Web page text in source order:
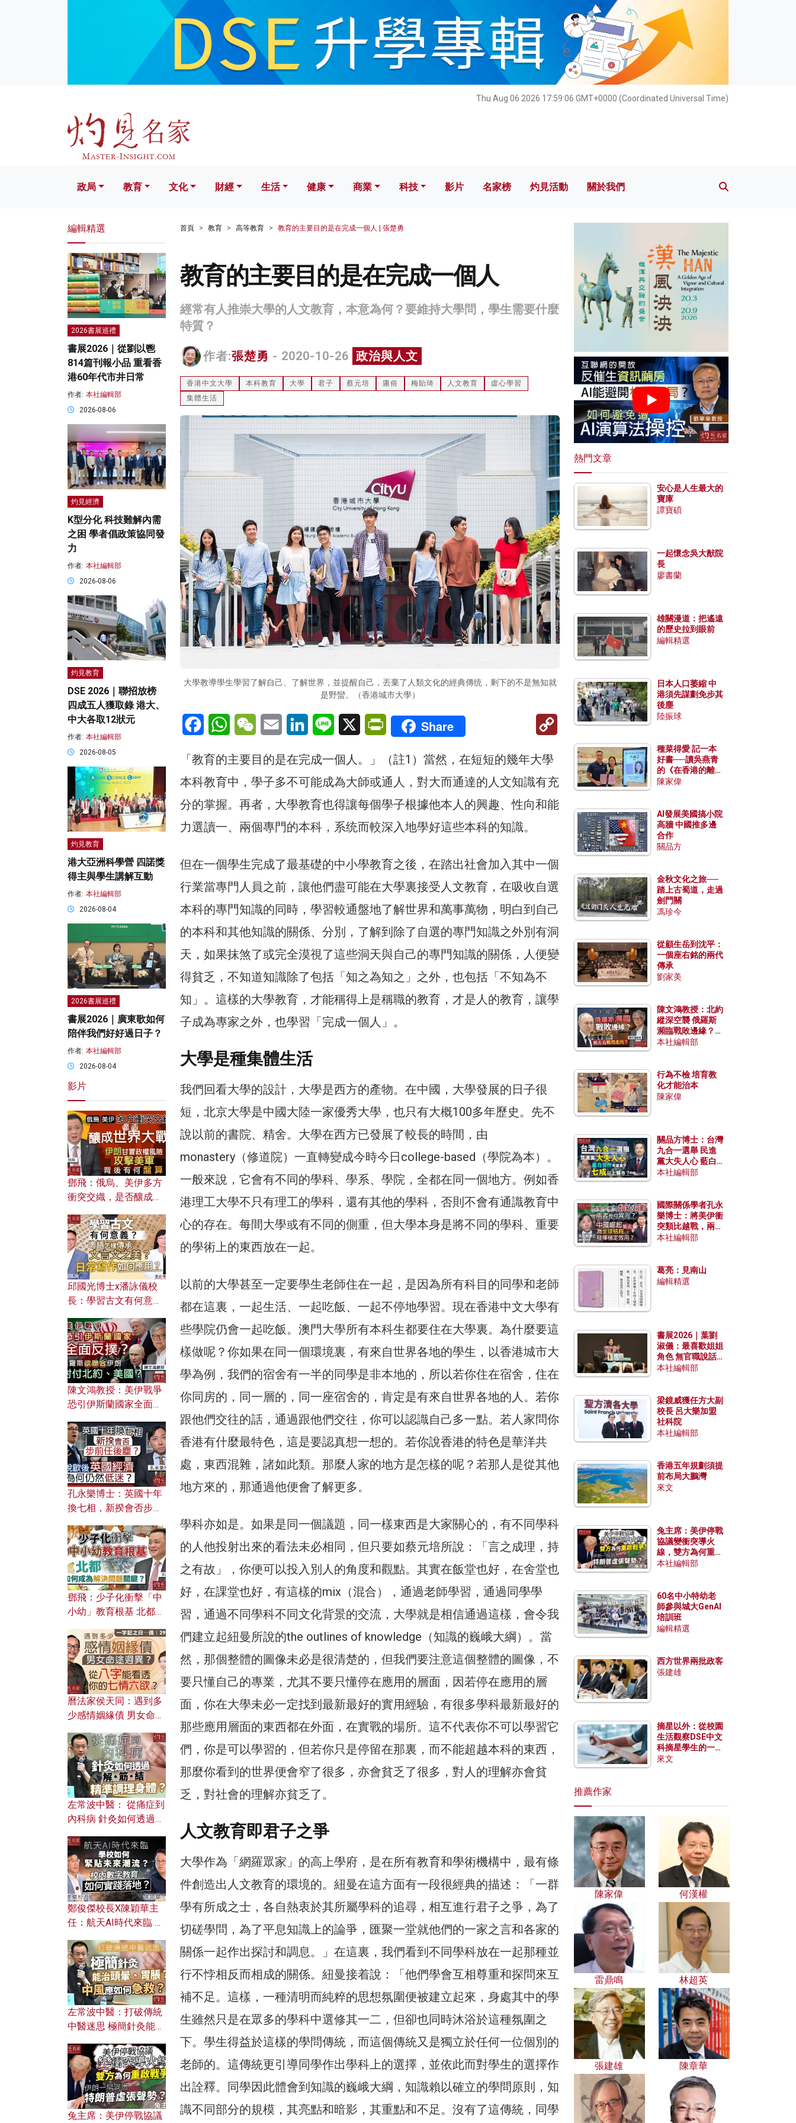
Thu Aug 06 2026 17:59:07 GMT+0000 (Coordinated Universal Time)
文化 財經 生活 健康 科技 影片 名家榜 灼見活動 關於我們
政局 教育 文化 財經 生活 健康 商業 科技 影片 名家榜 灼見活動 關於我們
首頁 教育 高等教育 教育的主要目的是在完成一個人 | 張楚勇
教育的主要目的是在完成一個人
經常有人推崇大學的人文教育，本意為何？要維持大學問，學生需要什麼
特質？
作者:張楚勇 - 2020-10-26 政治與人文
香港中文大學 本科教育 大學 君子 蔡元培 庸俗 梅貽琦 人文教育
虛心學習
集體生活
大學教導學生學習了解自己、了解世界，並提醒自己，丟棄了人類文化的經典傳统，剩下的不是無知就
是野蠻。（香港城市大學）
FacebookWhatsAppWeChatEmail LinkedInLine X PrintFriendly
Share
Copy
Link
「教育的主要目的是在完成一個人。」（註1）當然，在短短的幾年大學
本科教育中，學子多不可能成為大師或通人，對大而通達的人文知識有充
分的掌握。再者，大學教育也得讓每個學子根據他本人的興趣、性向和能
力選讀一、兩個專門的本科，系统而較深入地學好這些本科的知識。
但在一個學生完成了最基礎的中小學教育之後，在踏出社會加入其中一個
行業當專門人員之前，讓他們盡可能在大學裏接受人文教育，在吸收自選
本科的專門知識的同時，學習較通盤地了解世界和萬事萬物，明白到自己
的本科和其他知識的關係、分別，了解到除了自選的專門知識之外別有洞
天，如果抹煞了或完全漠視了這些洞天與自己的專門知識的關係，人便變
得貧乏，不知道知識除了包括「知之為知之」之外，也包括「不知為不
知」。這樣的大學教育，才能稱得上是稱職的教育，才是人的教育，讓學
子成為專家之外，也學習「完成一個人」。
大學是種集體生活
我們回看大學的設計，大學是西方的產物。在中國，大學發展的日子很
短，北京大學是中國大陸一家優秀大學，也只有大概100多年歷史。先不
說以前的書院、精舍。大學在西方已發展了較長的時間，由
monastery（修道院）一直轉變成今時今日college-based（學院為本）。
一般來說，它會有不同的學科、學系、學院，全都在同一個地方。例如香
港理工大學不只有理工的學科，還有其他的學科，否則不會有通識教育中
心的存在。每間大學或有不同的側重，但大學本身是將不同的學科、重要
的學術上的東西放在一起。
以前的大學甚至一定要學生老師住在一起，是因為所有科目的同學和老師
都在這裏，一起生活、一起吃飯、一起不停地學習。現在香港中文大學有
些學院仍會一起吃飯。澳門大學所有本科生都要住在大學裏。為什麼要這
樣做呢？你如果在同一個環境裏，有來自世界各地的學生，以香港城市大
學為例，我們的宿舍有一半的同學是非本地的，所以若你住在宿舍，住在
你同房的，同一層的，同一座宿舍的，肯定是有來自世界各地的人。若你
跟他們交往的話，通過跟他們交往，你可以認識自己多一點。若人家問你
香港有什麼最特色，這是要認真想一想的。若你說香港的特色是華洋共
處，東西混雜，諸如此類。那麼人家的地方是怎樣的呢？若那人是從其他
地方來的，那通過他便會了解更多。
學科亦如是。如果是同一個議題，同一樣東西是大家關心的，有不同學科
的人他投射出來的看法未必相同，但只要如蔡元培所說：「言之成理，持
之有故」，你便可以投入別人的角度和觀點。其實在飯堂也好，在舍堂也
好，在課堂也好，有這樣的mix（混合），通過老師學習，通過同學學
習，通過不同學科不同文化背景的交流，大學就是相信通過這樣，會令我
們建立起紐曼所說的the outlines of knowledge（知識的巍峨大綱）。當
然，那個整體的圖像未必是很清楚的，但我們要注意這個整體的圖像，不
要只懂自己的專業，尤其不要只懂停在應用的層面，因若停在應用的層
面，你在大學未必一定找到最新最好的實用經驗，有很多學科最新最好的
那些應用層面的東西都在外面，在實戰的場所。這不代表你不可以學習它
們，你是可以學習的，但若你只是停留在那裏，而不能超越本科的東西，
那麼你看到的世界便會窄了很多，亦會貧乏了很多，對人的理解亦會貧
乏，對社會的理解亦貧乏了。
人文教育即君子之爭
大學作為「網羅眾家」的高上學府，是在所有教育和學術機構中，最有條
件創造出人文教育的環境的。紐曼在這方面有一段很經典的描述：「一群
學有所成之士，各自熱衷於其所屬學科的追尋，相互進行君子之爭，為了
切磋學問，為了平息知識上的論爭，匯聚一堂就他們的一家之言和各家的
關係一起作出探討和調息。」在這裏，我們看到不同學科放在一起那種並
行不悖相反而相成的關係。紐曼接着說：「他們學會互相尊重和探問來互
補不足。這樣，一種清明而純粹的思想氛圍便被建立起來，身處其中的學
生雖然只是在眾多的學科中選修其一二，但卻也同時沐浴於這種氛圍之
下。學生得益於這樣的學問傳統，而這個傳統又是獨立於任何一位個別的
老師的。這傳統更引導同學作出學科上的選擇，並依此而對學生的選擇作
出詮釋。同學因此體會到知識的巍峨大綱，知識賴以確立的學問原則，知
識不同部分的規模，其亮點和暗影，其重點和不足。沒有了這傳統，同學
編輯精選
2026書展巡禮
書展2026｜從劉以鬯
814篇刊報小品 重看香
港60年代市井日常
作者: 本社編輯部
2026-08-06
灼見經濟
K型分化 科技難解內需
之困 學者倡政策協同發
力
作者: 本社編輯部
2026-08-06
灼見教育
DSE 2026｜聯招放榜
四成五人獲取錄 港大、
中大各取12狀元
作者: 本社編輯部
2026-08-05
灼見教育
港大亞洲科學營 四諾獎
得主與學生講解互動
作者: 本社編輯部
2026-08-04
2026書展巡禮
書展2026｜廣東歌如何
陪伴我們好好過日子？
作者: 本社編輯部
2026-08-04
影片
鄧飛：俄烏、美伊多方
衝突交織，是否釀成世
風險攻擊美軍，背後有
何盤算？
邱國光博士x潘詠儀校
長：學習古文有何意
文之美？ 日常寫作如何
應用？
陳文鴻教授：美伊戰爭
恐引伊斯蘭國家全面反
對付北約美國？
孔永樂博士：英國十年
換七相，新揆會否步前
濟為何仍然低迷？
鄧飛：少子化衝擊「中
小幼」教育根基 北都如
曆法家侯天同：遇到多
少感情姻緣債 男女命途
的七情六欲？
左常波中醫： 從痛症到
內科病 針灸如何透過解
鄭俊傑校長X陳穎華主
任：航天AI時代來臨 學
校內數字教育如何實踐
落地？
左常波中醫：打破傳統
中醫迷思 極簡針灸能治
何急救？
兔主席：美伊停戰協議
熱門文章
安心是人生最大的
寶庫
譚寶碩
一起懷念吳大猷院
長
廖書蘭
雄關漫道：把遙遠
的歷史拉到眼前
編輯精選
日本人口萎縮 中
港須先謀劃免步其
後塵
陸振球
種菜得愛 記一本
好書──讀吳燕青
的《在香港的離島
種菜》
陳家偉
AI發展美國搞小院
高牆 中國推多邊
合作
關品方
金秋文化之旅──
踏上古蜀道，走過
劍門關
馮珍今
從顧生岳到沈平：
一個座右銘的兩代
傳承
劉家美
陳文鴻教授：北約
縱深空襲 俄羅斯
瀕臨戰敗邊緣？中
國零部件能左右戰
本社編輯部
行為不檢 培育教
化才能治本
陳家偉
關品方博士：台灣
九合一選舉 民進
黨大失人心 藍白
合作有望拿下七成
本社編輯部
國際關係學者孔永
樂博士：將美伊衝
突類比越戰，兩者
有何異同？中國崛
本社編輯部
葛亮：見南山
編輯精選
書展2026｜葉劉
淑儀：最喜歡姐姐
角色 無官職說話
包袱少
本社編輯部
梁鏡威獲任方大副
校長 呂大樂加盟
社科院
本社編輯部
香港五年規劃須提
前布局大鵬灣
來文
兔主席：美伊停戰
協議變衝突導火
線，雙方為何重啟
戰爭？伊朗一早洞
本社編輯部
60名中小特幼老
師參與城大GenAI
培訓班
編輯精選
西方世界兩批政客
張建雄
摘星以外：從校園
生活觀察DSE中文
科摘星學生的一點
特質
來文
推薦作家
陳家偉 何漢權
雷鼎鳴 林超英
張建雄 陳章華